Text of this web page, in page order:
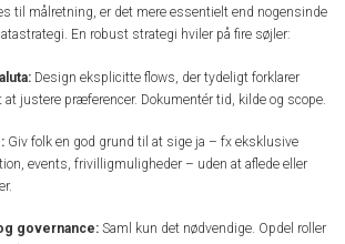
til målretning, er det mere essentielt end nogensinde
En robust strategi hviler på fire søjler:
Design eksplicitte flows, der tydeligt forklarer
justere præferencer. Dokumentér tid, kilde og scope.
Giv folk en god grund til at sige ja – fx eksklusive
events, frivilligmuligheder – uden at aflede eller
governance: Saml kun det nødvendige. Opdel roller